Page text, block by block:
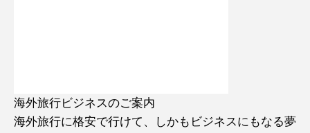
海外旅行ビジネスのご案内
海外旅行に格安で行けて、しかもビジネスにもなる夢